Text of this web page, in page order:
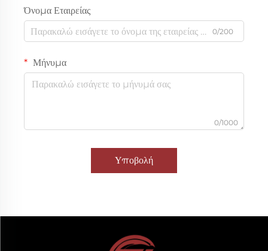
Όνομα Εταιρείας
0/200
Μήνυμα
0/1000
Υποβολή